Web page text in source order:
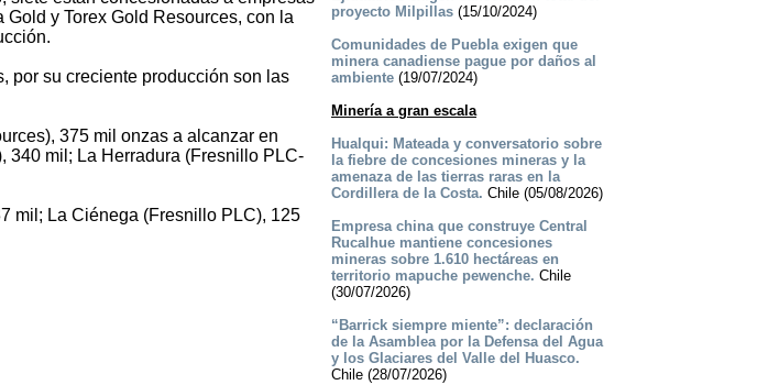
y Torex Gold Resources, con la
por su creciente producción son las
375 mil onzas a alcanzar en
340 mil; La Herradura (Fresnillo PLC-
mil; La Ciénega (Fresnillo PLC), 125
proyecto Milpillas(15/10/2024)
Comunidades de Puebla exigen que
minera canadiense pague por daños al
ambiente(19/07/2024)
Minería a gran escala
Hualqui: Mateada y conversatorio sobre
la fiebre de concesiones mineras y la
amenaza de las tierras raras en la
Cordillera de la Costa. Chile (05/08/2026)
Empresa china que construye Central
Rucalhue mantiene concesiones
mineras sobre 1.610 hectáreas en
territorio mapuche pewenche. Chile
(30/07/2026)
“Barrick siempre miente”: declaración
de la Asamblea por la Defensa del Agua
y los Glaciares del Valle del Huasco.
Chile (28/07/2026)